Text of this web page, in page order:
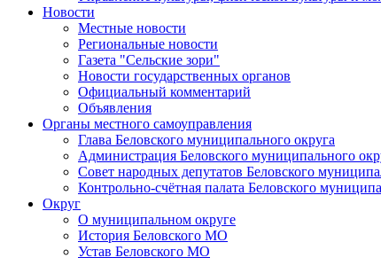
Новости
Местные новости
Региональные новости
Газета "Сельские зори"
Новости государственных органов
Официальный комментарий
Объявления
Органы местного самоуправления
Глава Беловского муниципального округа
Администрация Беловского муниципального
Совет народных депутатов Беловского
Контрольно-счётная палата Беловского
Округ
О муниципальном округе
История Беловского МО
Устав Беловского МО